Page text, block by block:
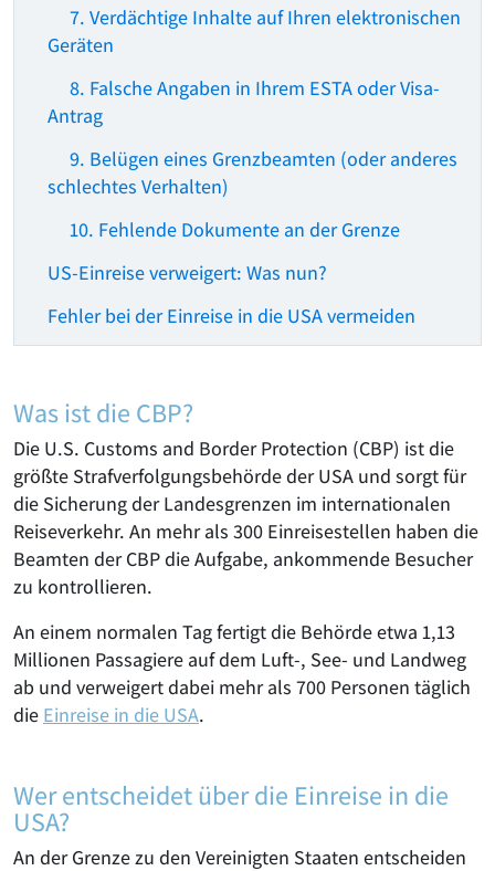
7. Verdächtige Inhalte auf Ihren elektronischen
Geräten
8. Falsche Angaben in Ihrem ESTA oder Visa-
Antrag
9. Belügen eines Grenzbeamten (oder anderes
schlechtes Verhalten)
10. Fehlende Dokumente an der Grenze
US-Einreise verweigert: Was nun?
Fehler bei der Einreise in die USA vermeiden
Was ist die CBP?
Die U.S. Customs and Border Protection (CBP) ist die
größte Strafverfolgungsbehörde der USA und sorgt für
die Sicherung der Landesgrenzen im internationalen
Reiseverkehr. An mehr als 300 Einreisestellen haben die
Beamten der CBP die Aufgabe, ankommende Besucher
zu kontrollieren.
An einem normalen Tag fertigt die Behörde etwa 1,13
Millionen Passagiere auf dem Luft-, See- und Landweg
ab und verweigert dabei mehr als 700 Personen täglich
die Einreise in die USA.
Wer entscheidet über die Einreise in die
USA?
An der Grenze zu den Vereinigten Staaten entscheiden